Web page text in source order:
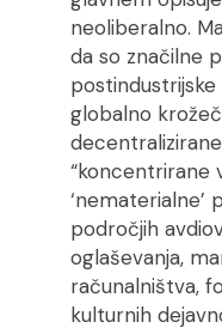
neoliberalno.
da so značilne
globalno
“koncentrirane
‘nematerialne’
področjih
oglaševanja,
računalništva,
kulturnih